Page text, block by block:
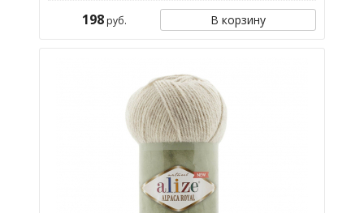
198руб. В корзину